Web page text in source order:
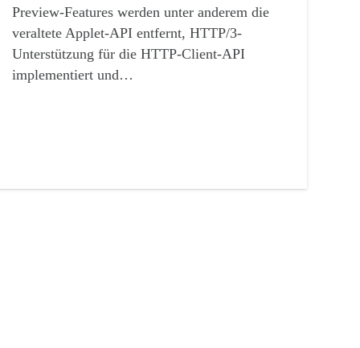
Preview-Features werden unter anderem die
veraltete Applet-API entfernt, HTTP/3-
Unterstützung für die HTTP-Client-API
implementiert und…